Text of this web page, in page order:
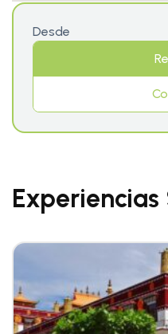
Desde